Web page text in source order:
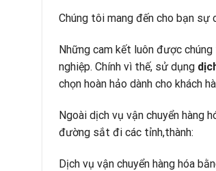
Chúng tôi mang đến cho bạn
Những cam kết luôn được
nghiệp. Chính vì thế, sử dụng
chọn hoàn hảo dành cho khách
Ngoài dịch vụ vận chuyển hàng
đường sắt đi các tỉnh,thành:
Dịch vụ vận chuyển hàng hóa